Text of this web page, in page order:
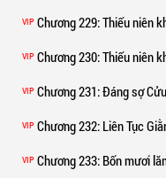
VIP Chương 229: Thiếu niên
VIP Chương 230: Thiếu niên
VIP Chương 231: Đáng sợ
VIP Chương 232: Liên Tục
VIP Chương 233: Bốn mươi